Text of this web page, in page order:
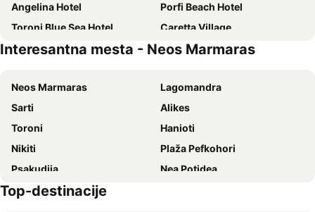
Angelina Hotel
Porfi Beach Hotel
Toroni Blue Sea Hotel
Caretta Village
Hotel Alexandros
Ammoa Luxury Hotel & Spa Resort
Marabou Hotel
Hotel Rema
Porto Koufo Hotel
Lemon Garden
Alia Palace Adults Only 16+
Poseidon Hotel Sea Resort
Acrotel Lilyann Boutique Hotel
Royalty Suites Seaside
Oliva Suites
Kelyfos Hotel
Lagomandra Hotel & Spa
Interesantna mesta - Neos Marmaras
Neos Marmaras
Lagomandra
Sarti
Alikes
Toroni
Hanioti
Nikiti
Plaža Pefkohori
Psakudija
Nea Potidea
Karidi plaža
Top-destinacije